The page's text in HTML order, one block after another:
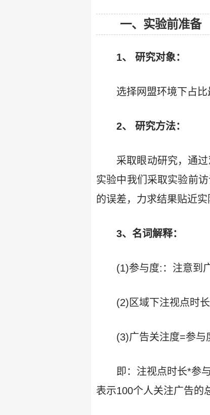
一、实验前准备
1、 研究对象：
选择网盟环境下占
2、 研究方法：
采取眼动研究，通
实验中我们采取实验前
的误差，力求结果贴近
3、名词解释：
(1)参与度:：注意到
(2)区域下注视点时
(3)广告关注度=参与
即：注视点时长*参
表示100个人关注广告的